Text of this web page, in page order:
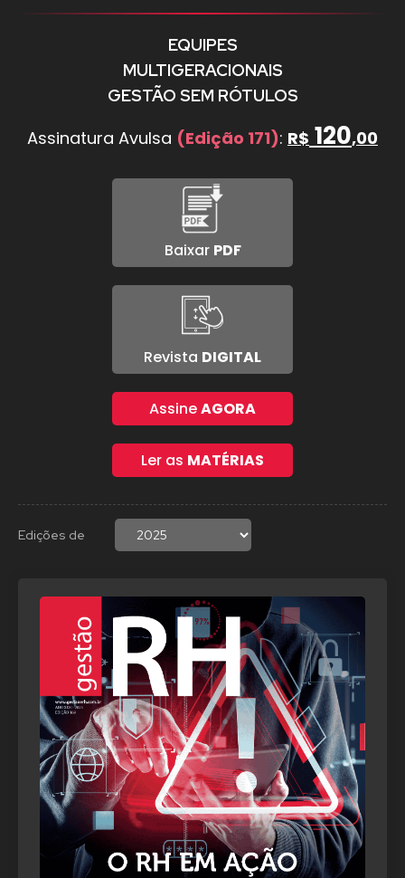
EQUIPES
MULTIGERACIONAIS
GESTÃO SEM RÓTULOS
Assinatura Avulsa (Edição 171): R$ 120,00
Baixar PDF
Revista DIGITAL
AssineAGORA
Ler as MATÉRIAS
Edições de